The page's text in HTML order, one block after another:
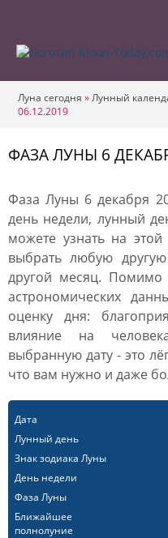
Луна сегодня »Лунный
06.12.2019
ФАЗА ЛУНЫ 6
Фаза Луны 6 декабря
день недели, лунный
можете узнать на
выбрать любую
другой месяц. Помимо
астрономических
оценку дня:
влияние на
выбранную дату - это
что вам нужно и даже
Дата
Лунный день
Знак зодиака Луны
День недели
Фаза Луны
Ближайшее
полнолуние